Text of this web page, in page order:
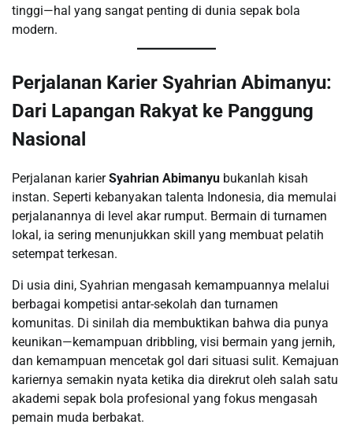
tinggi—hal yang sangat penting di dunia sepak bola
modern.
Perjalanan Karier Syahrian Abimanyu:
Dari Lapangan Rakyat ke Panggung
Nasional
Perjalanan karierSyahrian Abimanyu bukanlah kisah
instan. Seperti kebanyakan talenta Indonesia, dia memulai
perjalanannya di level akar rumput. Bermain di turnamen
lokal, ia sering menunjukkan skill yang membuat pelatih
setempat terkesan.
Di usia dini, Syahrian mengasah kemampuannya melalui
berbagai kompetisi antar-sekolah dan turnamen
komunitas. Di sinilah dia membuktikan bahwa dia punya
keunikan—kemampuan dribbling, visi bermain yang jernih,
dan kemampuan mencetak gol dari situasi sulit. Kemajuan
kariernya semakin nyata ketika dia direkrut oleh salah satu
akademi sepak bola profesional yang fokus mengasah
pemain muda berbakat.